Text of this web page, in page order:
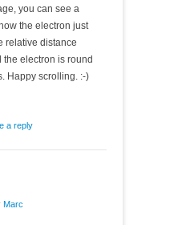
you can see a
the electron just
relative distance
electron is round
Happy scrolling. :-)
a reply
Marc